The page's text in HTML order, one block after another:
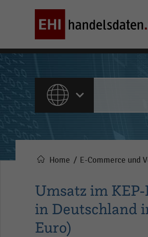
ALLE INHALTE
Pfadnavigation
Home E-Commerce und
Umsatz im
in Deutschland
Euro)